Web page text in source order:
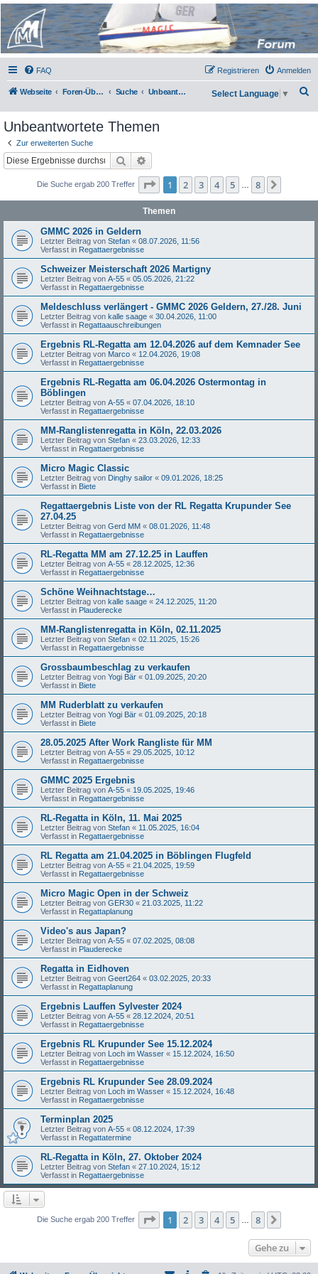
Micro Magic Forum
Deutschland
FAQ Anmelden
Registrieren
Webseite Foren-Übersicht Suche Unbeantwortete Themen Select Language ▼
Unbeantwortete Themen
Zur erweiterten Suche
Suche
Die Suche ergab 200 Treffer Seite 1von
1 2 3 4 5 8
Themen
GMMC 2026 in Geldern
Letzter Beitrag von Stefan « 08.07.2026, 11:56
Verfasst in Regattaergebnisse
Schweizer Meisterschaft 2026 Martigny
Letzter Beitrag von A-55 « 05.05.2026, 21:22
Verfasst in Regattaergebnisse
Meldeschluss verlängert - GMMC 2026 Geldern, 27./28. Juni
Letzter Beitrag von kalle saage « 30.04.2026, 11:00
Verfasst in Regattaauschreibungen
Ergebnis RL-Regatta am 12.04.2026 auf dem Kemnader See
Letzter Beitrag von Marco « 12.04.2026, 19:08
Verfasst in Regattaergebnisse
Ergebnis RL-Regatta am 06.04.2026 Ostermontag in
Böblingen
Letzter Beitrag von A-55 « 07.04.2026, 18:10
Verfasst in Regattaergebnisse
MM-Ranglistenregatta in Köln, 22.03.2026
Letzter Beitrag von Stefan « 23.03.2026, 12:33
Verfasst in Regattaergebnisse
Micro Magic Classic
Letzter Beitrag von Dinghy sailor « 09.01.2026, 18:25
Verfasst in Biete
Regattaergebnis Liste von der RL Regatta Krupunder See
27.04.25
Letzter Beitrag von Gerd MM « 08.01.2026, 11:48
Verfasst in Regattaergebnisse
RL-Regatta MM am 27.12.25 in Lauffen
Letzter Beitrag von A-55 « 28.12.2025, 12:36
Verfasst in Regattaergebnisse
Schöne Weihnachtstage…
Letzter Beitrag von kalle saage « 24.12.2025, 11:20
Verfasst in Plauderecke
MM-Ranglistenregatta in Köln, 02.11.2025
Letzter Beitrag von Stefan « 02.11.2025, 15:26
Verfasst in Regattaergebnisse
Grossbaumbeschlag zu verkaufen
Letzter Beitrag von Yogi Bär « 01.09.2025, 20:20
Verfasst in Biete
MM Ruderblatt zu verkaufen
Letzter Beitrag von Yogi Bär « 01.09.2025, 20:18
Verfasst in Biete
28.05.2025 After Work Rangliste für MM
Letzter Beitrag von A-55 « 29.05.2025, 10:12
Verfasst in Regattaergebnisse
GMMC 2025 Ergebnis
Letzter Beitrag von A-55 « 19.05.2025, 19:46
Verfasst in Regattaergebnisse
RL-Regatta in Köln, 11. Mai 2025
Letzter Beitrag von Stefan « 11.05.2025, 16:04
Verfasst in Regattaergebnisse
RL Regatta am 21.04.2025 in Böblingen Flugfeld
Letzter Beitrag von A-55 « 21.04.2025, 19:59
Verfasst in Regattaergebnisse
Micro Magic Open in der Schweiz
Letzter Beitrag von GER30 « 21.03.2025, 11:22
Verfasst in Regattaplanung
Video's aus Japan?
Letzter Beitrag von A-55 « 07.02.2025, 08:08
Verfasst in Plauderecke
Regatta in Eidhoven
Letzter Beitrag von Geert264 « 03.02.2025, 20:33
Verfasst in Regattaplanung
Ergebnis Lauffen Sylvester 2024
Letzter Beitrag von A-55 « 28.12.2024, 20:51
Verfasst in Regattaergebnisse
Ergebnis RL Krupunder See 15.12.2024
Letzter Beitrag von Loch im Wasser « 15.12.2024, 16:50
Verfasst in Regattaergebnisse
Ergebnis RL Krupunder See 28.09.2024
Letzter Beitrag von Loch im Wasser « 15.12.2024, 16:48
Verfasst in Regattaergebnisse
Terminplan 2025
Letzter Beitrag von A-55 « 08.12.2024, 17:39
Verfasst in Regattatermine
RL-Regatta in Köln, 27. Oktober 2024
Letzter Beitrag von Stefan « 27.10.2024, 15:12
Verfasst in Regattaergebnisse
Die Suche ergab 200 Treffer Seite 1von
1 2 3 4 5 8
Gehe zu